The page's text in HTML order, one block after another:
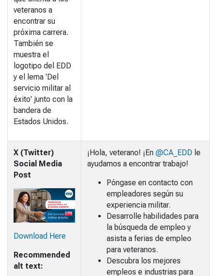
veteranos a
encontrar su
próxima carrera.
También se
muestra el
logotipo del EDD
y el lema 'Del
servicio militar al
éxito' junto con la
bandera de
Estados Unidos.
X (Twitter)
Social Media
Post
Download Here
Recommended
alt text:
¡Hola, veterano! ¡En @CA_EDD le
ayudamos a encontrar trabajo!
Póngase en contacto con
empleadores según su
experiencia militar.
Desarrolle habilidades para
la búsqueda de empleo y
asista a ferias de empleo
para veteranos.
Descubra los mejores
empleos e industrias para